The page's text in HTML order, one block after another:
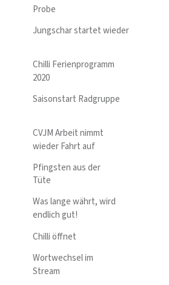
Probe
Jungschar startet wieder
Chilli Ferienprogramm
2020
Saisonstart Radgruppe
CVJM Arbeit nimmt
wieder Fahrt auf
Pfingsten aus der
Tüte
Was lange währt, wird
endlich gut!
Chilli öffnet
Wortwechsel im
Stream